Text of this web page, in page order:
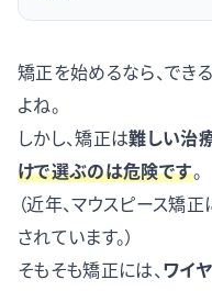
矯正を始めるなら、でき
よね。
しかし、矯正は難しい治
けで選ぶのは危険です。
（近年、マウスピース矯
されています。）
そもそも矯正には、 ワイ